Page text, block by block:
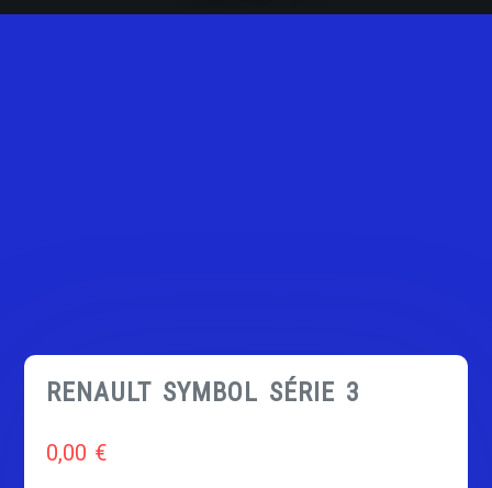
RENAULT SYMBOL SÉRIE 3
0,00 €